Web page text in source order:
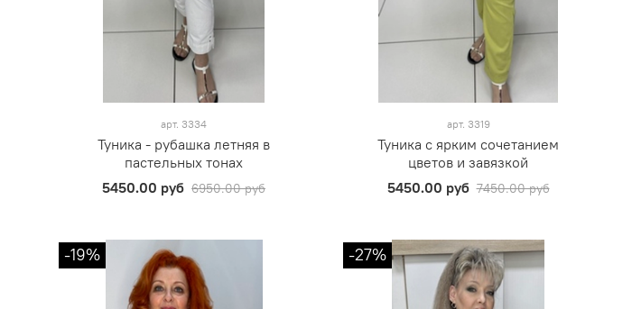
арт. 3334
Туника - рубашка летняя в
пастельных тонах
5450.00 руб 6950.00 руб
арт. 3319
Туника с ярким сочетанием
цветов и завязкой
5450.00 руб 7450.00 руб
-19% -27%